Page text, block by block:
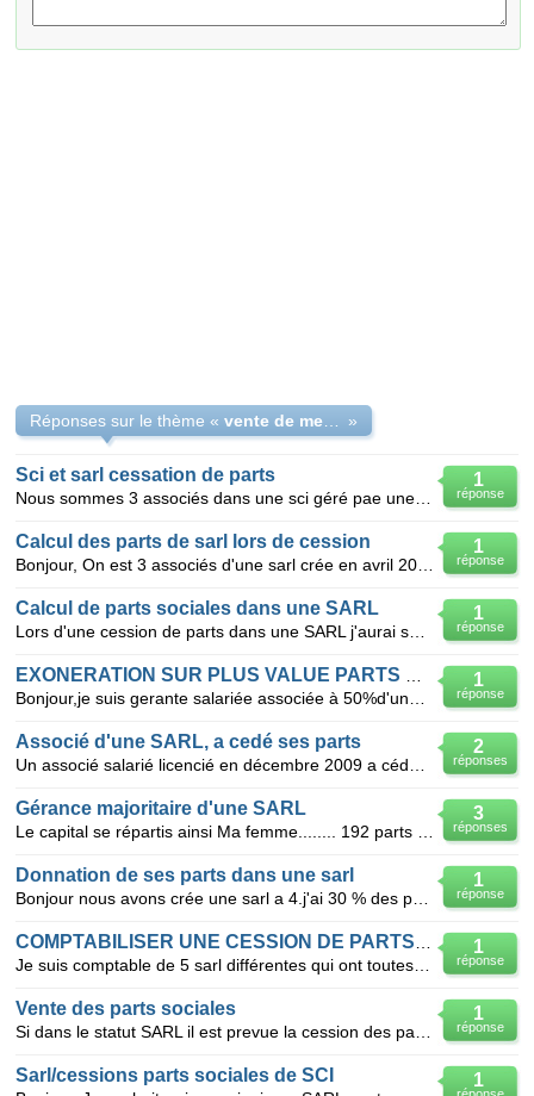
Réponses sur le thème « »
1
réponse
Sci et sarl cessation de parts
1
réponse
Calcul des parts de sarl lors de cession
1
réponse
Calcul de parts sociales dans une SARL
1
réponse
2
réponses
Associé d'une SARL, a cedé ses parts
3
réponses
Gérance majoritaire d'une SARL
1
réponse
Donnation de ses parts dans une sarl
1
réponse
1
réponse
Vente des parts sociales
1
Sarl/cessions parts sociales de SCI